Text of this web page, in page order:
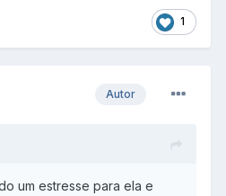
1
Autor
um estresse para ela e